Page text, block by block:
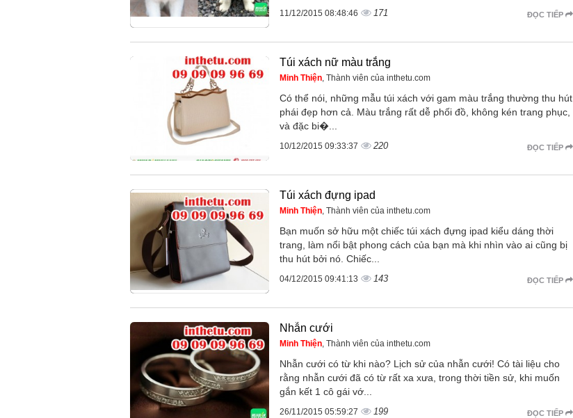
ĐỌC TIẾP
11/12/2015 08:48:46 171
Túi xách nữ màu trắng
Minh Thiện , Thành viên của inthetu.com
Có thể nói, những mẫu túi xách với gam màu trắng thường thu hút
phái đẹp hơn cả. Màu trắng rất dễ phối đồ, không kén trang phục,
và đặc bi�...
ĐỌC TIẾP
10/12/2015 09:33:37 220
Túi xách đựng ipad
Minh Thiện , Thành viên của inthetu.com
Bạn muốn sở hữu một chiếc túi xách đựng ipad kiểu dáng thời
trang, làm nổi bật phong cách của bạn mà khi nhìn vào ai cũng bị
thu hút bởi nó. Chiếc...
ĐỌC TIẾP
04/12/2015 09:41:13 143
Nhẫn cưới
Minh Thiện , Thành viên của inthetu.com
Nhẫn cưới có từ khi nào? Lịch sử của nhẫn cưới! Có tài liệu cho
rằng nhẫn cưới đã có từ rất xa xưa, trong thời tiền sử, khi muốn
gắn kết 1 cô gái vớ...
ĐỌC TIẾP
26/11/2015 05:59:27 199